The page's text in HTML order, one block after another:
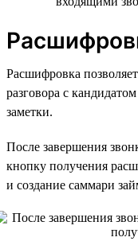
Расшифровка
разговора с
заметки.
После завершения
кнопку получения
и создание саммари